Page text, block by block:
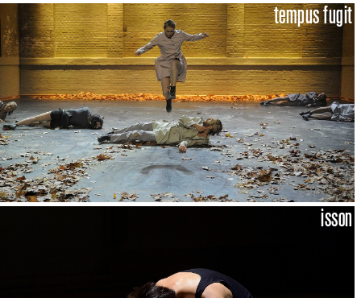
tempus fugit
isson